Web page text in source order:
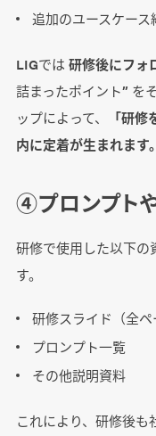
追加のユースケース
LIGでは 研修後にフォ
詰まったポイント” を
ップによって、
「研
内に定着が生まれます。
④プロンプト
研修で使用した以下の
す。
研修スライド（全ペ
プロンプト一覧
その他説明資料
これにより、研修後